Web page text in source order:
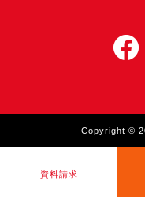
資料請求
Copyright ©